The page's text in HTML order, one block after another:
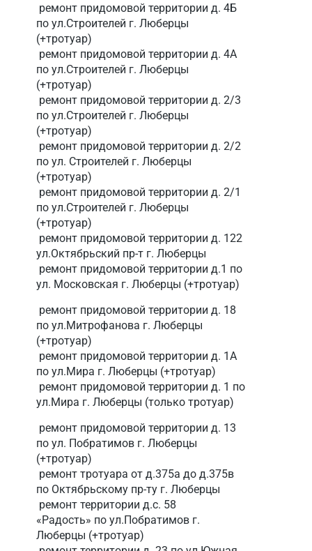
ремонт придомовой территории д. 4Б
по ул.Строителей г. Люберцы
(+тротуар)
ремонт придомовой территории д. 4А
по ул.Строителей г. Люберцы
(+тротуар)
ремонт придомовой территории д. 2/3
по ул.Строителей г. Люберцы
(+тротуар)
ремонт придомовой территории д. 2/2
по ул. Строителей г. Люберцы
(+тротуар)
ремонт придомовой территории д. 2/1
по ул.Строителей г. Люберцы
(+тротуар)
ремонт придомовой территории д. 122
ул.Октябрьский пр-т г. Люберцы
ремонт придомовой территории д.1 по
ул. Московская г. Люберцы (+тротуар)
ремонт придомовой территории д. 18
по ул.Митрофанова г. Люберцы
(+тротуар)
ремонт придомовой территории д. 1А
по ул.Мира г. Люберцы (+тротуар)
ремонт придомовой территории д. 1 по
ул.Мира г. Люберцы (только тротуар)
ремонт придомовой территории д. 13
по ул. Побратимов г. Люберцы
(+тротуар)
ремонт тротуара от д.375а до д.375в
по Октябрьскому пр-ту г. Люберцы
ремонт территории д.с. 58
«Радость» по ул.Побратимов г.
Люберцы (+тротуар)